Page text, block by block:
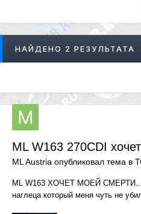
НАЙДЕНО 2 РЕЗУЛЬТАТА
ML W163 270CDI
ML Austria опубликовал тема в
ML W163 ХОЧЕТ МОЕЙ СМЕРТИ...
наглеца который меня чуть не